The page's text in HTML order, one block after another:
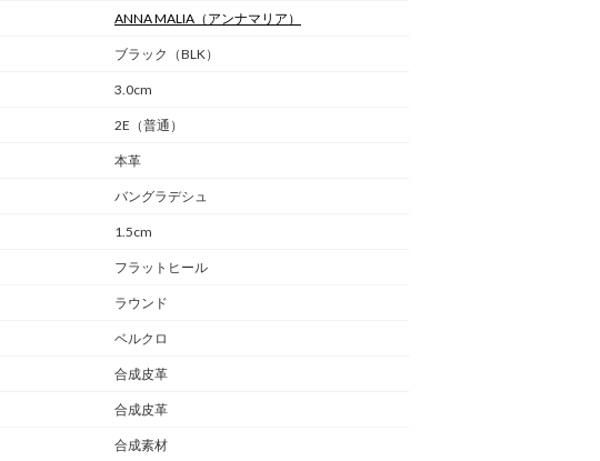
ANNA MALIA （アンナマリア）
ブラック（BLK）
3.0cm
2E（普通）
本革
バングラデシュ
1.5cm
フラットヒール
ラウンド
ベルクロ
合成皮革
合成皮革
合成素材